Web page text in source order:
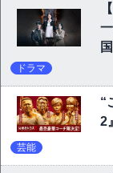
ドラマ
“
2
芸能